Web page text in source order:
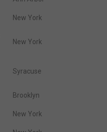
New York
New York
Syracuse
Brooklyn
New York